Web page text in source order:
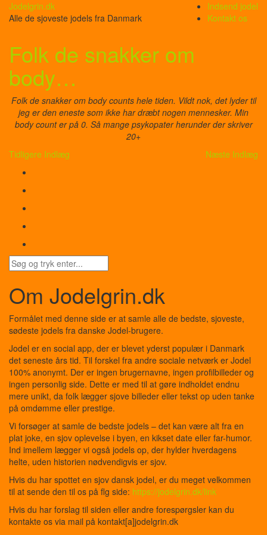
Jodelgrin.dk
Alle de sjoveste jodels fra Danmark
Indsend jodel
Kontakt os
Folk de snakker om
body…
Folk de snakker om body counts hele tiden. Vildt nok, det lyder til
jeg er den eneste som ikke har dræbt nogen mennesker. Min
body count er på 0. Så mange psykopater herunder der skriver
20+
Tidligere Indlæg
Næste Indlæg
Om Jodelgrin.dk
Formålet med denne side er at samle alle de bedste, sjoveste,
sødeste jodels fra danske Jodel-brugere.
Jodel er en social app, der er blevet yderst populær i Danmark
det seneste års tid. Til forskel fra andre sociale netværk er Jodel
100% anonymt. Der er ingen brugernavne, ingen profilbilleder og
ingen personlig side. Dette er med til at gøre indholdet endnu
mere unikt, da folk lægger sjove billeder eller tekst op uden tanke
på omdømme eller prestige.
Vi forsøger at samle de bedste jodels – det kan være alt fra en
plat joke, en sjov oplevelse i byen, en kikset date eller far-humor.
Ind imellem lægger vi også jodels op, der hylder hverdagens
helte, uden historien nødvendigvis er sjov.
Hvis du har spottet en sjov dansk jodel, er du meget velkommen
til at sende den til os på flg side: https://jodelgrin.dk/link
Hvis du har forslag til siden eller andre forespørgsler kan du
kontakte os via mail på kontakt[a]jodelgrin.dk